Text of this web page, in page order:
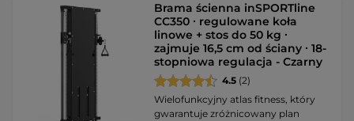
Brama ścienna inSPORTline
CC350 ∙ regulowane koła
linowe + stos do 50 kg ∙
zajmuje 16,5 cm od ściany ∙ 18-
stopniowa regulacja - Czarny
4.5 (2)
Wielofunkcyjny atlas fitness, który
gwarantuje zróżnicowany plan